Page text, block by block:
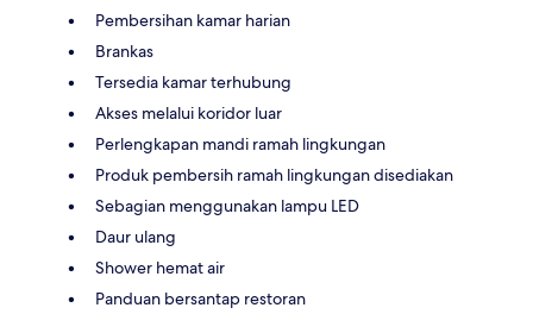
Pembersihan kamar harian
Brankas
Tersedia kamar terhubung
Akses melalui koridor luar
Perlengkapan mandi ramah lingkungan
Produk pembersih ramah lingkungan disediakan
Sebagian menggunakan lampu LED
Daur ulang
Shower hemat air
Panduan bersantap restoran